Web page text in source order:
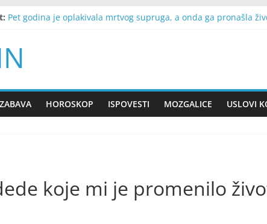
Pet godina je oplakivala mrtvog supruga, a onda ga pronašla
Zelenski u subotu stiže u Beograd: Prva bilateralna posjeta
Stalni umor i manjak energije: Koji faktori mogu uticati na osećaj
ZABAVA HOROSKOP ISPOVESTI MOZGALICE USLOVI
koje mi je promenilo